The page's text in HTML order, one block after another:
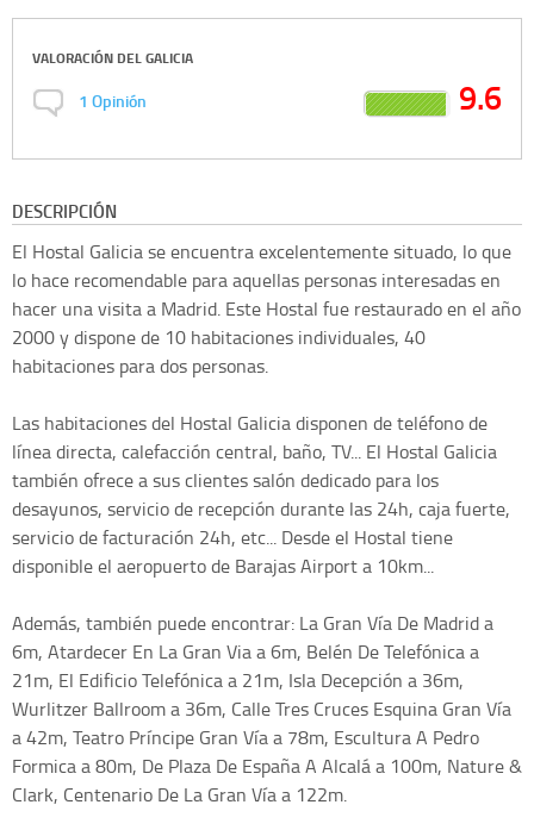
VALORACIÓN DELGALICIA
1 Opinión 9.6
DESCRIPCIÓN
El Hostal Galicia se encuentra excelentemente situado, lo que
lo hace recomendable para aquellas personas interesadas en
hacer una visita a Madrid. Este Hostal fue restaurado en el año
2000 y dispone de 10 habitaciones individuales, 40
habitaciones para dos personas.
Las habitaciones del Hostal Galicia disponen de teléfono de
línea directa, calefacción central, baño, TV... El Hostal Galicia
también ofrece a sus clientes salón dedicado para los
desayunos, servicio de recepción durante las 24h, caja fuerte,
servicio de facturación 24h, etc... Desde el Hostal tiene
disponible el aeropuerto de Barajas Airport a 10km...
Además, también puede encontrar: La Gran Vía De Madrid a
6m, Atardecer En La Gran Via a 6m, Belén De Telefónica a
21m, El Edificio Telefónica a 21m, Isla Decepción a 36m,
Wurlitzer Ballroom a 36m, Calle Tres Cruces Esquina Gran Vía
a 42m, Teatro Príncipe Gran Vía a 78m, Escultura A Pedro
Formica a 80m, De Plaza De España A Alcalá a 100m, Nature &
Clark, Centenario De La Gran Vía a 122m.